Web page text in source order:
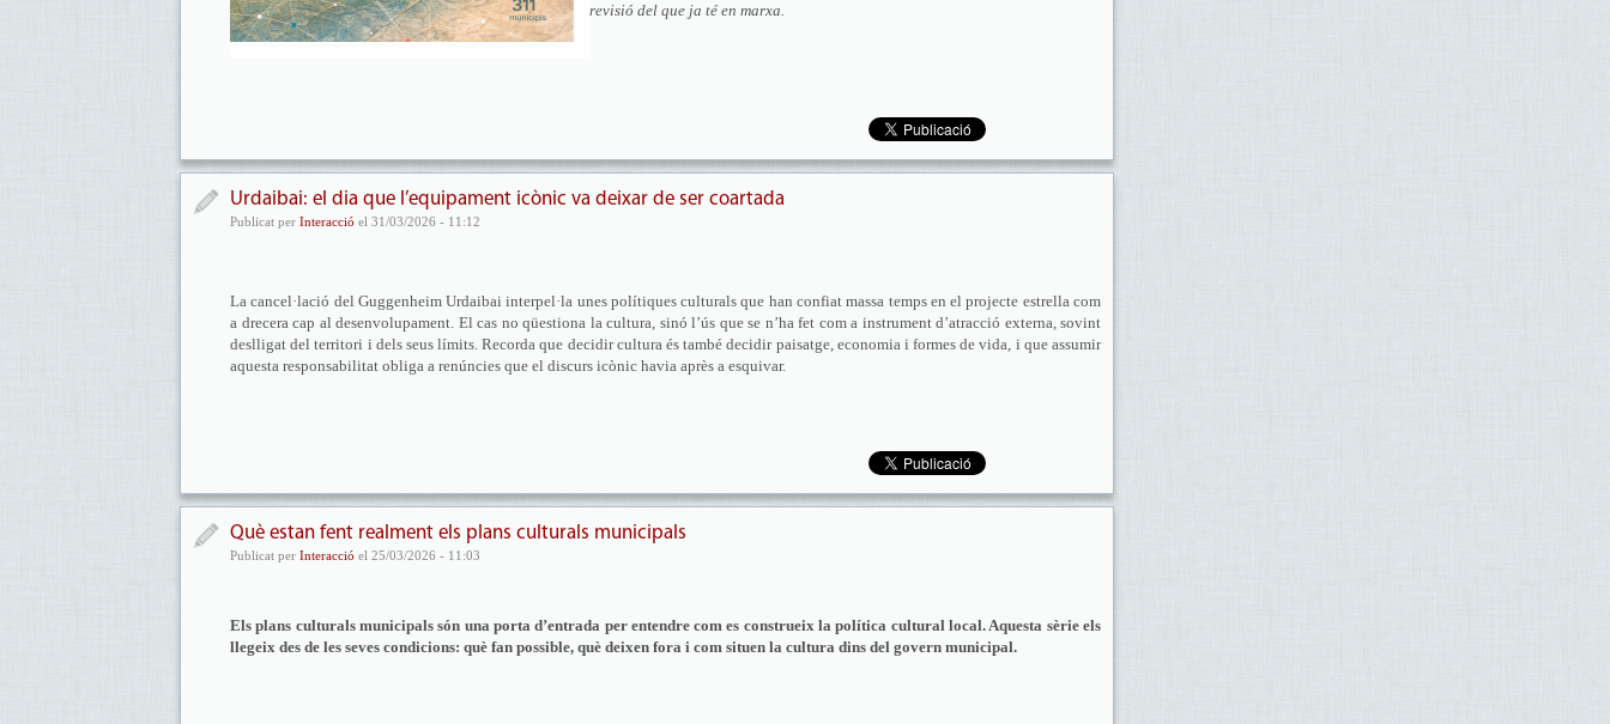
revisió del que ja té en marxa.
Urdaibai: el dia que l’equipament icònic va deixar de ser coartada
Publicat per Interacció el 31/03/2026 - 11:12
La cancel·lació del Guggenheim Urdaibai interpel·la unes polítiques culturals que han confiat massa temps en el projecte estrella com
a drecera cap al desenvolupament. El cas no qüestiona la cultura, sinó l’ús que se n’ha fet com a instrument d’atracció externa, sovint
deslligat del territori i dels seus límits. Recorda que decidir cultura és també decidir paisatge, economia i formes de vida, i que assumir
aquesta responsabilitat obliga a renúncies que el discurs icònic havia après a esquivar.
Què estan fent realment els plans culturals municipals
Publicat per Interacció el 25/03/2026 - 11:03
Els plans culturals municipals són una porta d’entrada per entendre com es construeix la política cultural local. Aquesta sèrie els
llegeix des de les seves condicions: què fan possible, què deixen fora i com situen la cultura dins del govern municipal.